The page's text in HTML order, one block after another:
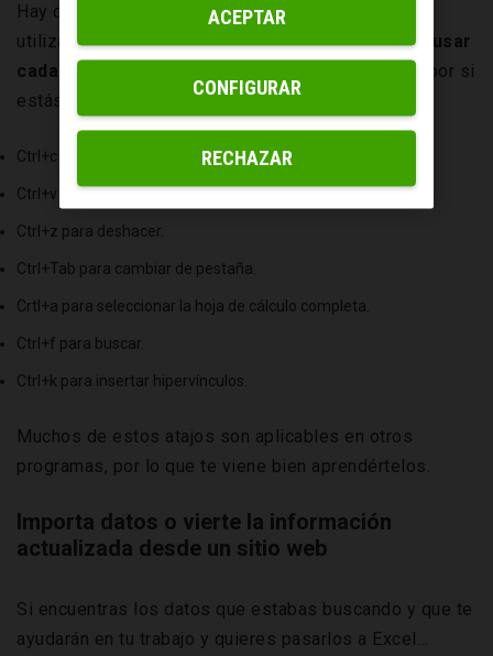
Hay cientos de atajos para Excel y según vayas
utilizándolo más y máste irás acostumbrando a usar
cada vez más atajos
. Nosotros te dejamos aquí, por si
estás empezando, algunos de los más básicos.
Ctrl+c para copiar.
Ctrl+v para pegar.
Ctrl+z para deshacer.
Ctrl+Tab para cambiar de pestaña.
Crtl+a para seleccionar la hoja de cálculo completa.
Ctrl+f para buscar.
Ctrl+k para insertar hipervínculos.
Muchos de estos atajos son aplicables en otros
programas, por lo que te viene bien aprendértelos.
Importa datos o vierte la información
actualizada desde un sitio web
Si encuentras los datos que estabas buscando y que te
ayudarán en tu trabajo y quieres pasarlos a Excel…
RECHAZAR
ACEPTAR
CONFIGURAR